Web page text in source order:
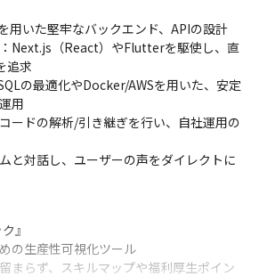
用いた堅牢なバックエンド、APIの設計
Next.js（React）やFlutterを駆使し、直
追求
の最適化やDocker/AWSを用いた、安定
用
ードの解析/引き継ぎを行い、自社運用の
と対話し、ユーザーの声をダイレクトに
』
の生産性可視化ツール
まらず、スキルマップや福利厚生ポイン